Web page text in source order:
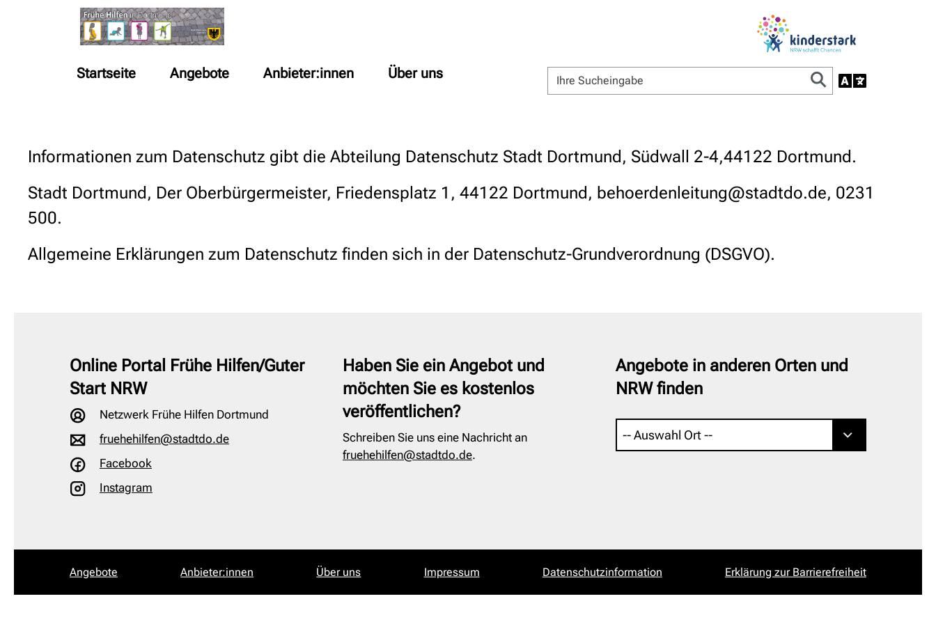
Startseite Angebote Anbieter:innen Über uns
Informationen zum Datenschutz gibt die Abteilung Datenschutz Stadt Dortmund, Südwall 2-4,44122 Dortmund.
Stadt Dortmund, Der Oberbürgermeister, Friedensplatz 1, 44122 Dortmund, behoerdenleitung@stadtdo.de, 0231
500.
Allgemeine Erklärungen zum Datenschutz finden sich in der Datenschutz-Grundverordnung (DSGVO).
Online Portal Frühe Hilfen/Guter
Start NRW
Netzwerk Frühe Hilfen Dortmund
fruehehilfen@stadtdo.de
Facebook
Instagram
Haben Sie ein Angebot und
möchten Sie es kostenlos
veröffentlichen?
Schreiben Sie uns eine Nachricht an
fruehehilfen@stadtdo.de.
Angebote in anderen Orten und
NRW finden
Angebote Anbieter:innen Über uns Impressum Datenschutzinformation Erklärung zur Barrierefreiheit